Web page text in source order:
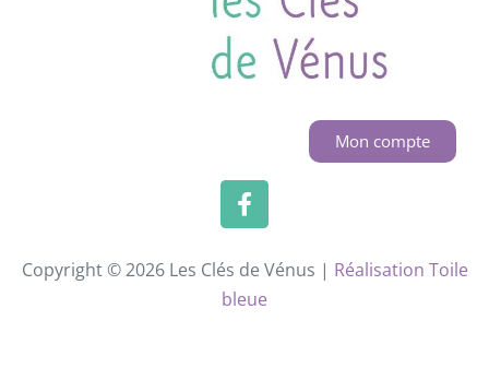
Mon compte
Copyright © 2026 Les Clés de Vénus | Réalisation Toile
bleue